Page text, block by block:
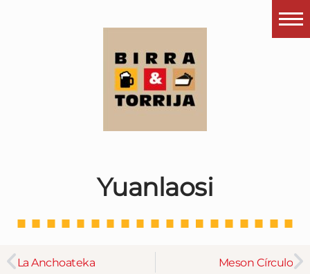
¿Esto que es pués?
Últimas visitas
Todos los garitos
Por el mundo
Contactar
Instagram
Yuanlaosi
La Anchoateka Meson Círculo